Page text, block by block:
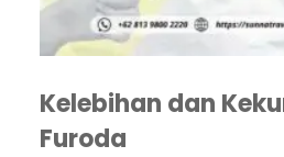
Kelebihan dan
Furoda